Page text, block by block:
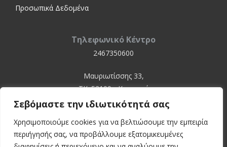
Σεβόμαστε την ιδιωτικότητά σας
Χρησιμοποιούμε cookies για να βελτιώσουμε την εμπειρία
περιήγησής σας, να προβάλλουμε εξατομικευμένες
Προσωπικά Δεδομένα
Τηλεφωνικό Κέντρο
2467350600
Μαυριωτίσσης 33,
ΤΚ. 52100 - Καστοριά